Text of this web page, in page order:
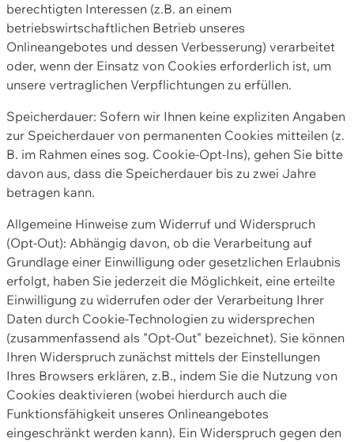
berechtigten Interessen (z.B. an einem
betriebswirtschaftlichen Betrieb unseres
Onlineangebotes und dessen Verbesserung) verarbeitet
oder, wenn der Einsatz von Cookies erforderlich ist, um
unsere vertraglichen Verpflichtungen zu erfüllen.
Speicherdauer: Sofern wir Ihnen keine expliziten Angaben
zur Speicherdauer von permanenten Cookies mitteilen (z.
B. im Rahmen eines sog. Cookie-Opt-Ins), gehen Sie bitte
davon aus, dass die Speicherdauer bis zu zwei Jahre
betragen kann.
Allgemeine Hinweise zum Widerruf und Widerspruch
(Opt-Out): Abhängig davon, ob die Verarbeitung auf
Grundlage einer Einwilligung oder gesetzlichen Erlaubnis
erfolgt, haben Sie jederzeit die Möglichkeit, eine erteilte
Einwilligung zu widerrufen oder der Verarbeitung Ihrer
Daten durch Cookie-Technologien zu widersprechen
(zusammenfassend als "Opt-Out" bezeichnet). Sie können
Ihren Widerspruch zunächst mittels der Einstellungen
Ihres Browsers erklären, z.B., indem Sie die Nutzung von
Cookies deaktivieren (wobei hierdurch auch die
Funktionsfähigkeit unseres Onlineangebotes
eingeschränkt werden kann). Ein Widerspruch gegen den